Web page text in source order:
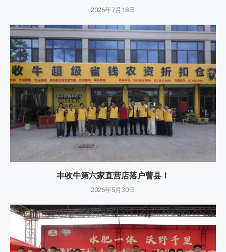
2026年7月18日
丰收牛第六家直营店落户曹县！
2026年5月30日